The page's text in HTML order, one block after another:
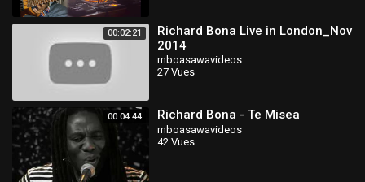
00:02:21
Richard Bona Live in London_Nov
2014
mboasawavideos
27 Vues
00:04:44 Richard Bona - Te Misea
mboasawavideos
42 Vues